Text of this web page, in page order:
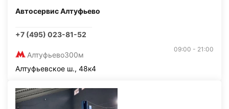
Автосервис Алтуфьево
+7 (495) 023-81-52
Алтуфьево300м
09:00 - 21:00
Алтуфьевское ш., 48к4